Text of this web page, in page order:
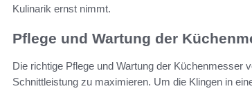
Kulinarik ernst nimmt.
Pflege und Wartung der
Die richtige Pflege und Wartung der Küchenmesser
Schnittleistung zu maximieren. Um die Klingen in